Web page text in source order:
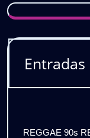
REGGAE 90s